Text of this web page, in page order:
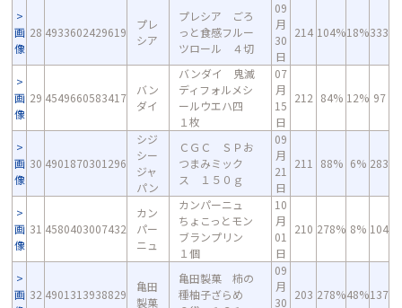
画
像
28 4933602429619
プレ
シア
プレシア ごろ
っと食感フルー
ツロール ４切
09
月
30
日
214 104%18%333
画
像
29 4549660583417
バン
ダイ
バンダイ 鬼滅
ディフォルメシ
ールウエハ四
１枚
07
月
15
日
212 84% 12% 97
画
像
30 4901870301296
シジ
シー
ジャ
パン
ＣＧＣ ＳＰお
つまみミック
ス １５０ｇ
09
月
21
日
211 88% 6% 283
画
像
31 4580403007432
カン
パー
ニュ
カンパーニュ
ちょこっとモン
ブランプリン
１個
10
月
01
日
210 278% 8% 104
画 32 4901313938829
亀田
製菓
亀田製菓 柿の
種柚子ざらめ
09
月
30
203 278%48%137